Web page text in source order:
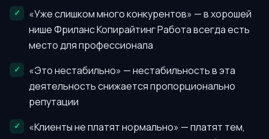
«Уже слишком много конкурентов» — в хорошей
нише Фриланс Копирайтинг Работа всегда есть
место для профессионала
«Это нестабильно» — нестабильность в эта
деятельность снижается пропорционально
репутации
«Клиенты не платят нормально» — платят тем,